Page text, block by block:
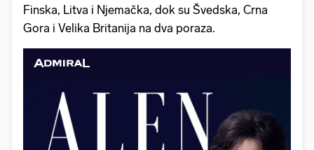
Finska, Litva i Njemačka, dok su Švedska, Crna
Gora i Velika Britanija na dva poraza.